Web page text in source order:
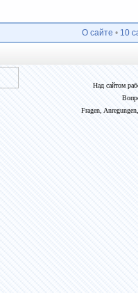
О сайте • 10
Над сайтом
Fragen,